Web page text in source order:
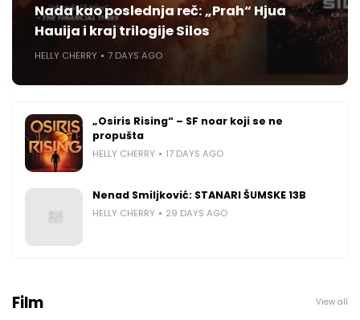
Nada kao poslednja reč: „Prah“ Hjua
Hauija i kraj trilogije Silos
HELLY CHERRY 7 DAYS AGO
„Osiris Rising“ – SF noar koji se ne
propušta
HELLY CHERRY 17 DAYS AGO
Nenad Smiljković: STANARI ŠUMSKE 13B
HELLY CHERRY 29 DAYS AGO
Film View all